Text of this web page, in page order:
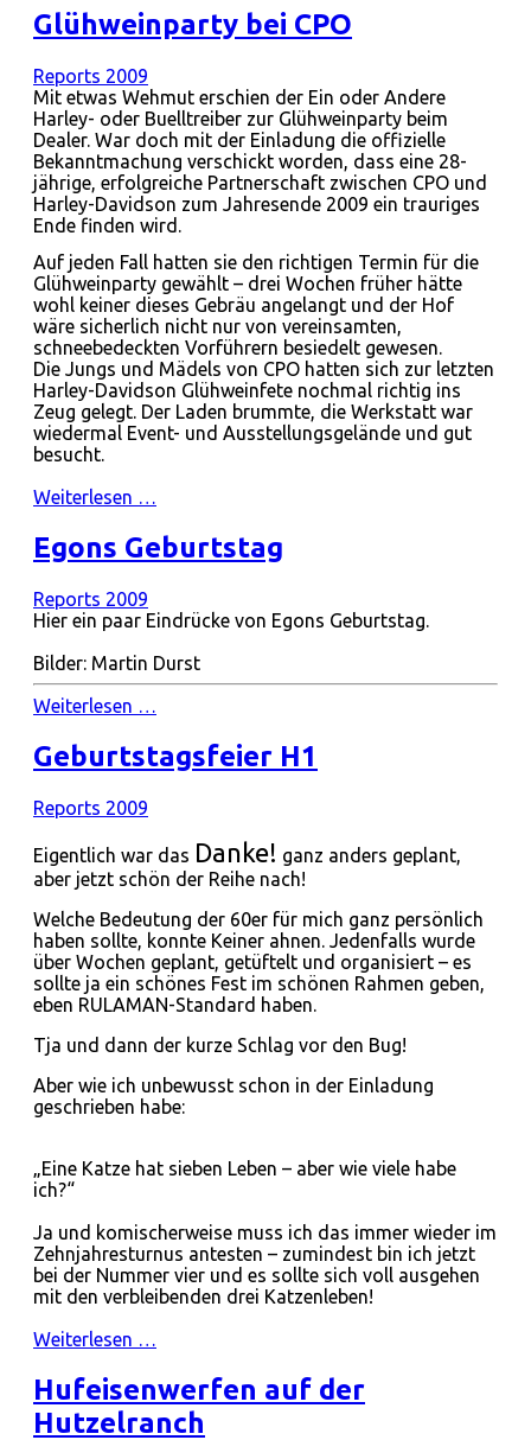
Glühweinparty bei CPO
Reports 2009
Mit etwas Wehmut erschien der Ein oder Andere
Harley- oder Buelltreiber zur Glühweinparty beim
Dealer. War doch mit der Einladung die offizielle
Bekanntmachung verschickt worden, dass eine 28-
jährige, erfolgreiche Partnerschaft zwischen CPO und
Harley-Davidson zum Jahresende 2009 ein trauriges
Ende finden wird.
Auf jeden Fall hatten sie den richtigen Termin für die
Glühweinparty gewählt – drei Wochen früher hätte
wohl keiner dieses Gebräu angelangt und der Hof
wäre sicherlich nicht nur von vereinsamten,
schneebedeckten Vorführern besiedelt gewesen.
Die Jungs und Mädels von CPO hatten sich zur letzten
Harley-Davidson Glühweinfete nochmal richtig ins
Zeug gelegt. Der Laden brummte, die Werkstatt war
wiedermal Event- und Ausstellungsgelände und gut
besucht.
Weiterlesen …
Egons Geburtstag
Reports 2009
Hier ein paar Eindrücke von Egons Geburtstag.
Bilder: Martin Durst
Weiterlesen …
Geburtstagsfeier H1
Reports 2009
Eigentlich war das Danke! ganz anders geplant,
aber jetzt schön der Reihe nach!
Welche Bedeutung der 60er für mich ganz persönlich
haben sollte, konnte Keiner ahnen. Jedenfalls wurde
über Wochen geplant, getüftelt und organisiert – es
sollte ja ein schönes Fest im schönen Rahmen geben,
eben RULAMAN-Standard haben.
Tja und dann der kurze Schlag vor den Bug!
Aber wie ich unbewusst schon in der Einladung
geschrieben habe:
„Eine Katze hat sieben Leben – aber wie viele habe
ich?“
Ja und komischerweise muss ich das immer wieder im
Zehnjahresturnus antesten – zumindest bin ich jetzt
bei der Nummer vier und es sollte sich voll ausgehen
mit den verbleibenden drei Katzenleben!
Weiterlesen …
Hufeisenwerfen auf der
Hutzelranch